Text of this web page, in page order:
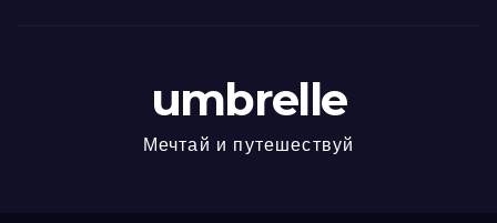
umbrelle
Мечтай и путешествуй